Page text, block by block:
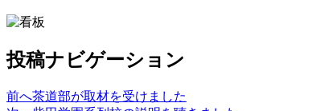
投稿ナビゲーション
前へ茶道部が取材を受けました